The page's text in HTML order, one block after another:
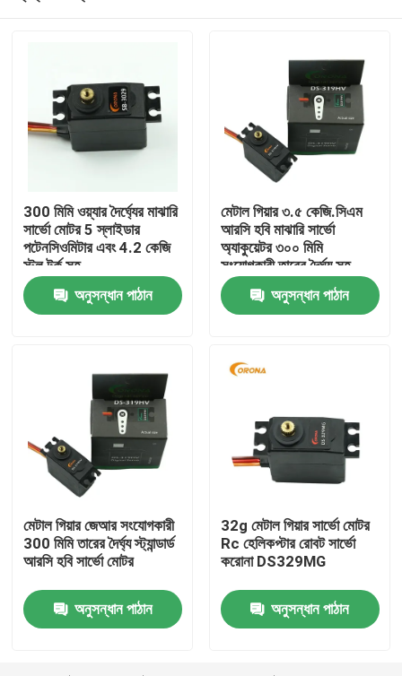
বাড়ি
আমাদের সম্পর্কে
300 মিমি ওয়্যার দৈর্ঘ্যের মাঝারি
সার্ভো মোটর 5 স্লাইডার
পটেনসিওমিটার এবং 4.2 কেজি
স্টল টর্ক সহ
অনুসন্ধান পাঠান
মেটাল গিয়ার ৩.৫ কেজি.সিএম
আরসি হবি মাঝারি সার্ভো
অ্যাকুয়েটর ৩০০ মিমি
সংযোগকারী তারের দৈর্ঘ্য সহ
অনুসন্ধান পাঠান
মেটাল গিয়ার জেআর সংযোগকারী
300 মিমি তারের দৈর্ঘ্য স্ট্যান্ডার্ড
আরসি হবি সার্ভো মোটর
অনুসন্ধান পাঠান
32g মেটাল গিয়ার সার্ভো মোটর
Rc হেলিকপ্টার রোবট সার্ভো
করোনা DS329MG
অনুসন্ধান পাঠান